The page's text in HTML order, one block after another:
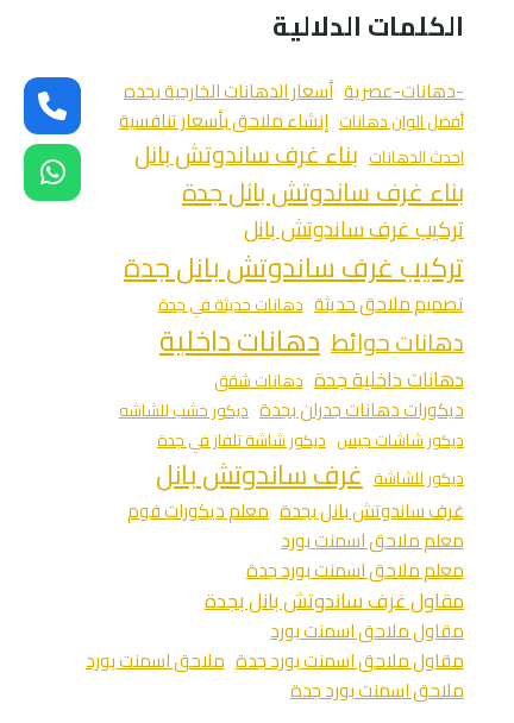
الكلمات الدلالية
-دهانات-عصرية أسعار الدهانات الخارجية بجده
أفضل الوان دهانات إنشاء ملاحق بأسعار تنافسية
احدث الدهانات بناء غرف ساندوتش بانل
بناء غرف ساندوتش بانل جدة
تركيب غرف ساندوتش بانل
تركيب غرف ساندوتش بانل جدة
تصميم ملاحق حديثة دهانات حديثة في جدة
دهانات حوائط دهانات داخلية
دهانات داخلية جدة دهانات شقق
ديكورات دهانات جدران بجدة ديكور خشب للشاشه
ديكور شاشات جبس ديكور شاشة تلفاز في جدة
ديكور للشاشة غرف ساندوتش بانل
غرف ساندوتش بانل بجدة معلم ديكورات فوم
معلم ملاحق اسمنت بورد
معلم ملاحق اسمنت بورد جدة
مقاول غرف ساندوتش بانل بجدة
مقاول ملاحق اسمنت بورد
مقاول ملاحق اسمنت بورد جدة ملاحق اسمنت بورد
ملاحق اسمنت بورد جدة